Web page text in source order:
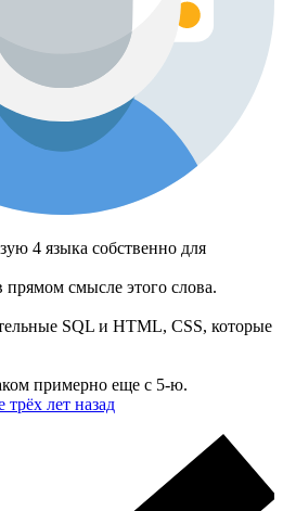
4 языка собственно для
смысле этого слова.
SQL и HTML, CSS, которые
примерно еще с 5-ю.
трёх лет назад